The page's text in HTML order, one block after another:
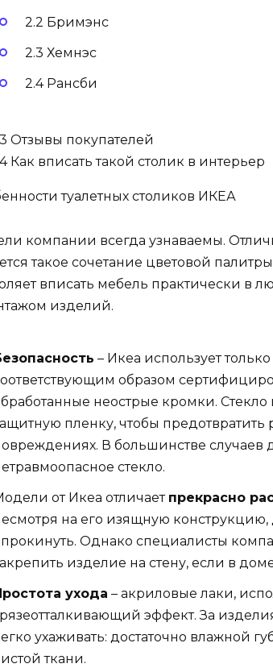
2.2 Бримэнс
2.3 Хемнэс
2.4 Рансби
3 Отзывы покупателей
4 Как вписать такой столик в интерьер
туалетных столиков ИКЕА
компании всегда узнаваемы.
такое сочетание цветовой
вписать мебель практически в
изделий.
– Икеа использует
образом
неострые кромки.
пленку, чтобы
В большинстве случаев
стекло.
от Икеа отличает прекрасно
на его изящную
Однако специалисты
изделие на стену, если в
ухода – акриловые лаки,
эффект. За
ухаживать: достаточно влажной
ткани.